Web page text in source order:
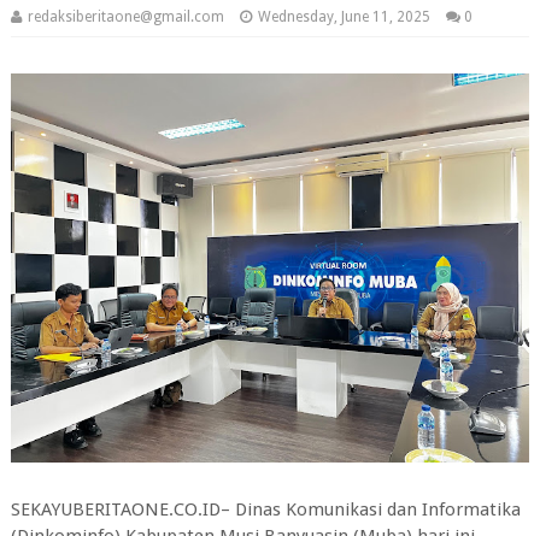
redaksiberitaone@gmail.com Wednesday, June 11, 2025 0
SEKAYUBERITAONE.CO.ID– Dinas Komunikasi dan Informatika